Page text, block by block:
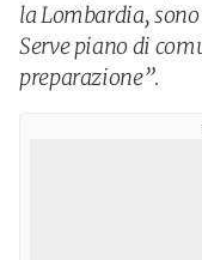
la Lombardia,
Serve piano di
preparazione”.